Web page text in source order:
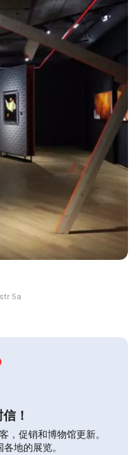
5a
！
，促销和博物馆更新。
地的展览。